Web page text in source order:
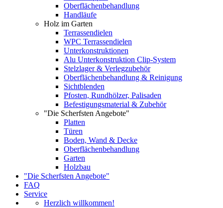
Oberflächenbehandlung
Handläufe
Holz im Garten
Terrassendielen
WPC Terrassendielen
Unterkonstruktionen
Alu Unterkonstruktion Clip-System
Stelzlager & Verlegzubehör
Oberflächenbehandlung & Reinigung
Sichtblenden
Pfosten, Rundhölzer, Palisaden
Befestigungsmaterial & Zubehör
"Die Scherfsten Angebote"
Platten
Türen
Boden, Wand & Decke
Oberflächenbehandlung
Garten
Holzbau
"Die Scherfsten Angebote"
FAQ
Service
Herzlich willkommen!